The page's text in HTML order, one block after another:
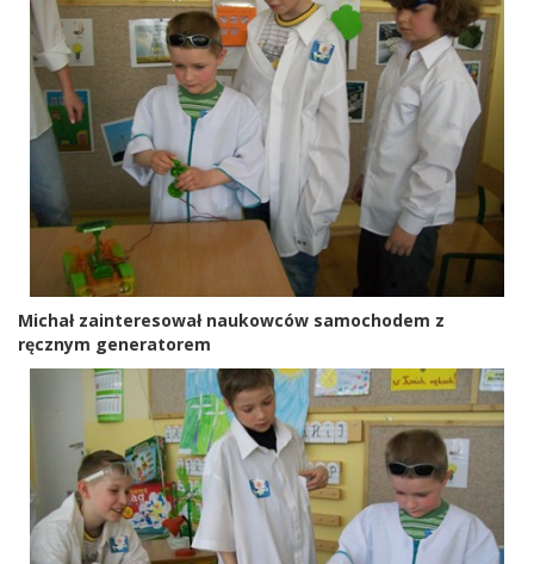
Michał zainteresował naukowców samochodem z
ręcznym generatorem